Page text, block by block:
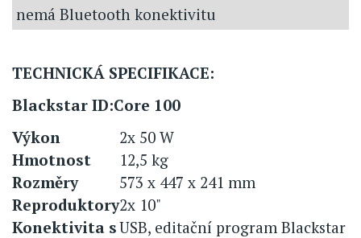
nemá Bluetooth konektivitu
TECHNICKÁ SPECIFIKACE:
Blackstar ID:Core 100
Výkon
2x 50 W
Hmotnost
12,5 kg
Rozměry
573 x 447 x 241 mm
Reproduktory2x 10"
Konektivita sUSB, editační program Blackstar